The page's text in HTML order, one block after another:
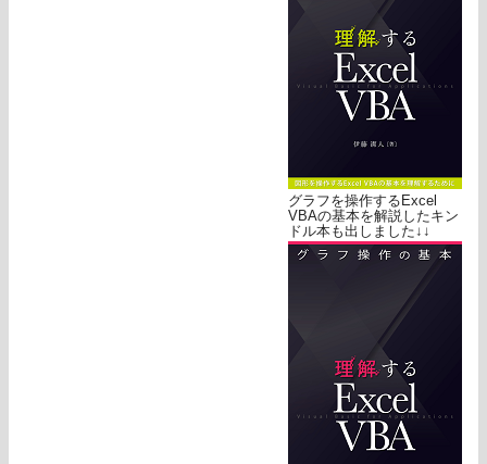
グラフを操作するExcel
VBAの基本を解説したキン
ドル本も出しました↓↓